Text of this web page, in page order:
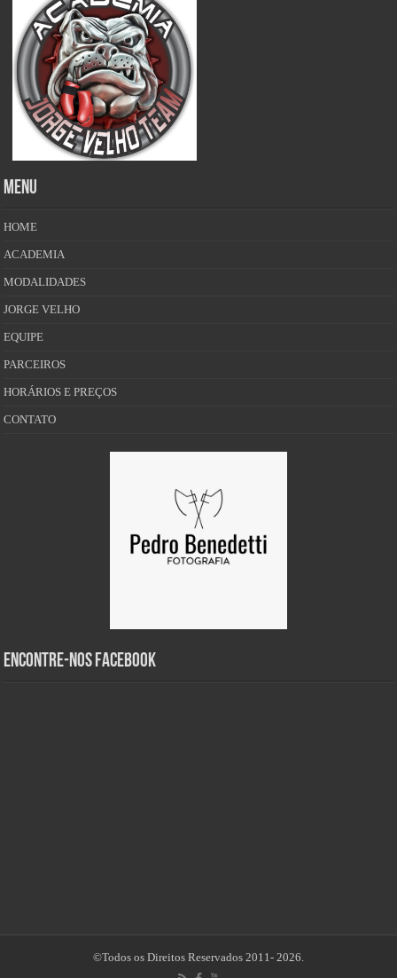
MENU
HOME
ACADEMIA
MODALIDADES
JORGE VELHO
EQUIPE
PARCEIROS
HORÁRIOS E PREÇOS
CONTATO
Encontre-nos Facebook
©Todos os Direitos Reservados 2011- 2026.